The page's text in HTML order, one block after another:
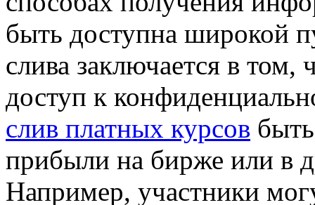
быть доступна широкой
слива заключается в том,
доступ к
слив платных курсов
прибыли на бирже или в
Например, участники